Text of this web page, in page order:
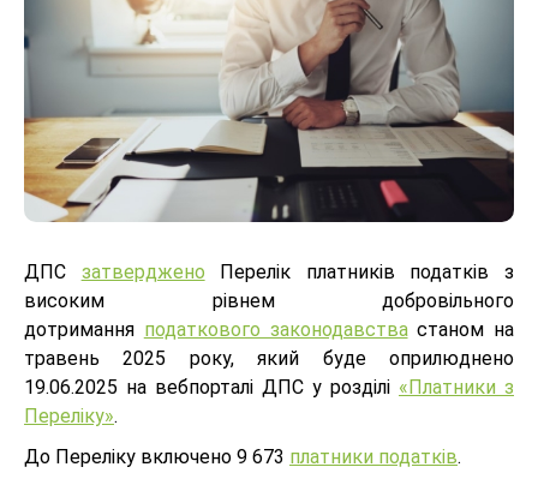
ДПС затверджено Перелік платників податків з
високим рівнем добровільного
дотримання податкового законодавствастаном на
травень 2025 року, який буде оприлюднено
19.06.2025 на вебпорталі ДПС у розділі «Платники з
Переліку».
До Переліку включено 9 673 платники податків.